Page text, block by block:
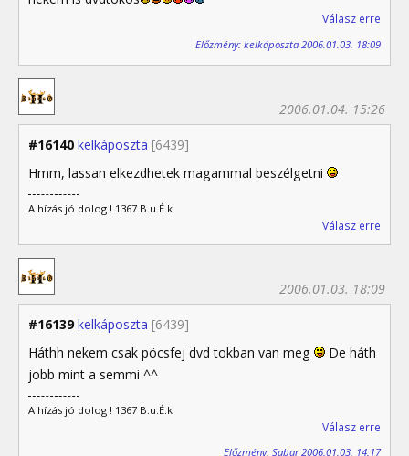
Válasz erre
Előzmény: kelkáposzta 2006.01.03. 18:09
#16140 kelkáposzta [6439]
2006.01.04. 15:26
Hmm, lassan elkezdhetek magammal beszélgetni
A hízás jó dolog ! 1367 B.u.É.k
Válasz erre
#16139 kelkáposzta [6439]
2006.01.03. 18:09
Háthh nekem csak pöcsfej dvd tokban van meg
De háth
jobb mint a semmi ^^
A hízás jó dolog ! 1367 B.u.É.k
Válasz erre
Előzmény: Sabar 2006.01.03. 14:17